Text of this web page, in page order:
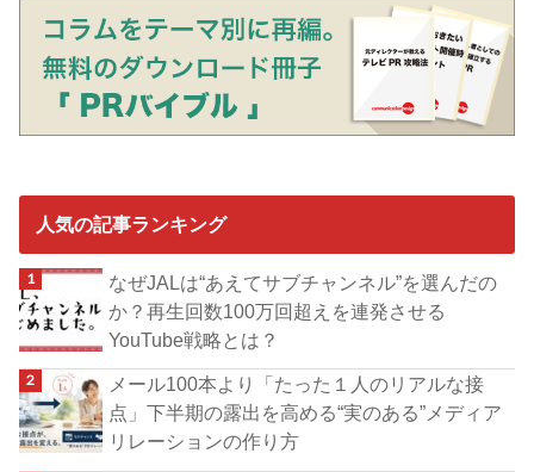
人気の記事ランキング
なぜJALは“あえてサブチャンネル”を選んだの
か？再生回数100万回超えを連発させる
YouTube戦略とは？
メール100本より「たった１人のリアルな接
点」下半期の露出を高める“実のある”メディア
リレーションの作り方